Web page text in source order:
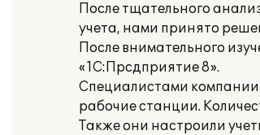
После тщательного
учета, нами принято
После внимательного
«1С:Прсдприятие 8».
Специалистами
рабочие станции.
Также они настроили